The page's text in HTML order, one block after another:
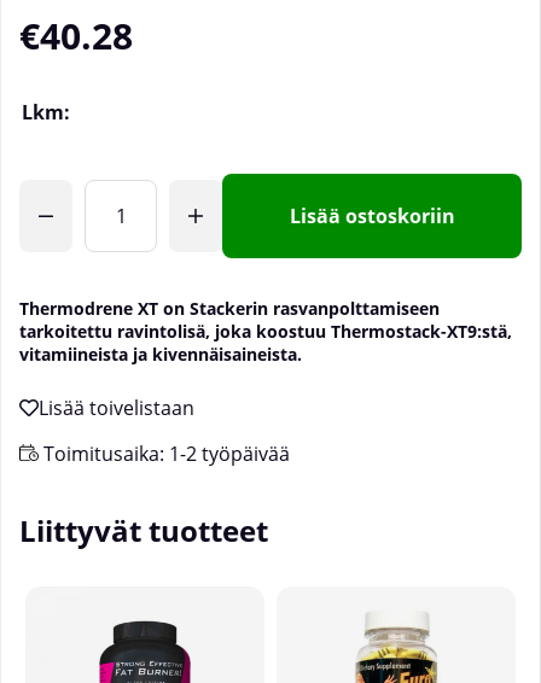
€40.28
Lkm:
Lisää ostoskoriin
Thermodrene XT on Stackerin rasvanpolttamiseen
tarkoitettu ravintolisä, joka koostuu Thermostack-XT9:stä,
vitamiineista ja kivennäisaineista.
Toimitusaika: 1-2 työpäivää
Liittyvät tuotteet